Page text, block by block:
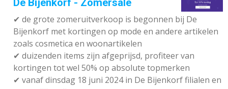
✔ de grote zomeruitverkoop is begonnen bij De
Bijenkorf met kortingen op mode en andere artikelen
zoals cosmetica en woonartikelen
✔ duizenden items zijn afgeprijsd, profiteer van
kortingen tot wel 50% op absolute topmerken
✔ vanaf dinsdag 18 juni 2024 in De Bijenkorf filialen en